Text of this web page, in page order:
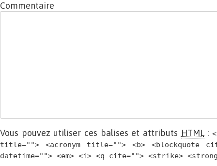
Commentaire
Vous pouvez utiliser ces balises et attributs HTML:
title=""> <acronym title=""> <b> <blockquote
datetime=""> <em> <i> <q cite=""> <strike>